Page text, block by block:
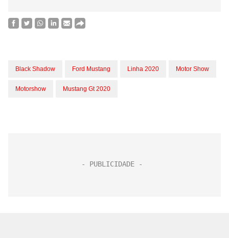
Black Shadow Ford Mustang Linha 2020 Motor Show
Motorshow Mustang Gt 2020